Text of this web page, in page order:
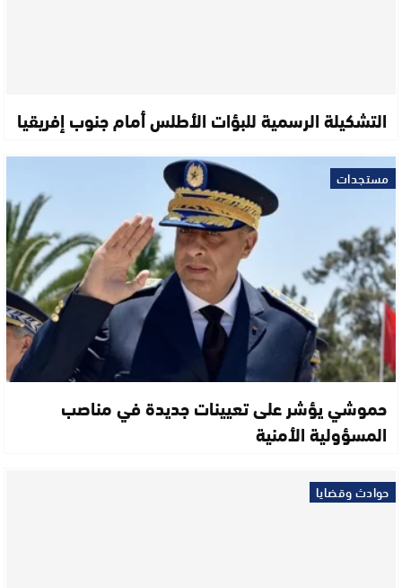
التشكيلة الرسمية للبؤات الأطلس أمام جنوب إفريقيا
مستجدات
حموشي يؤشر على تعيينات جديدة في مناصب
المسؤولية الأمنية
حوادث وقضايا